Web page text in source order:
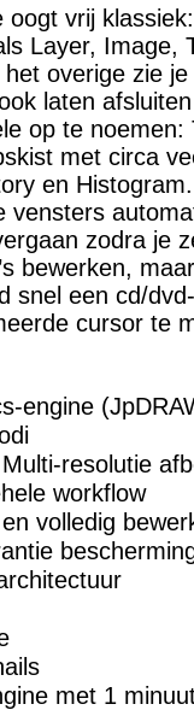
vrij
Layer, Image,
overige zie
laten
op te noemen:
met circa
en Histogram.
vensters
zodra je
bewerken,
snel een cd/
cursor te
engine
resolutie
workflow
volledig
met 1